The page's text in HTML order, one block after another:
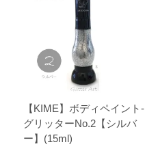
【KIME】ボディペイント-
グリッターNo.2【シルバ
ー】(15ml)